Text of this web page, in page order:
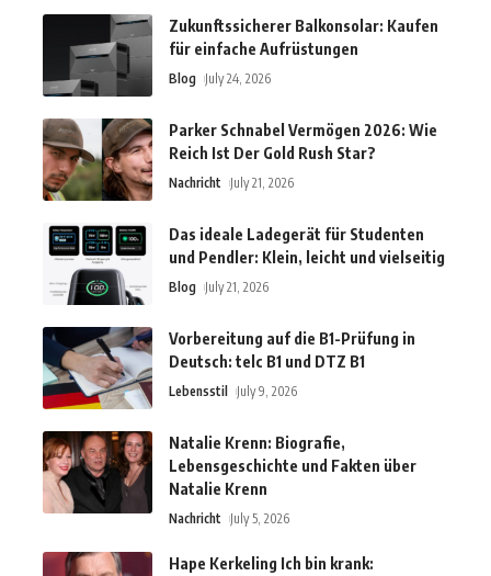
Zukunftssicherer Balkonsolar: Kaufen
für einfache Aufrüstungen
Blog July 24, 2026
Parker Schnabel Vermögen 2026: Wie
Reich Ist Der Gold Rush Star?
Nachricht July 21, 2026
Das ideale Ladegerät für Studenten
und Pendler: Klein, leicht und vielseitig
Blog July 21, 2026
Vorbereitung auf die B1-Prüfung in
Deutsch: telc B1 und DTZ B1
Lebensstil July 9, 2026
Natalie Krenn: Biografie,
Lebensgeschichte und Fakten über
Natalie Krenn
Nachricht July 5, 2026
Hape Kerkeling Ich bin krank: